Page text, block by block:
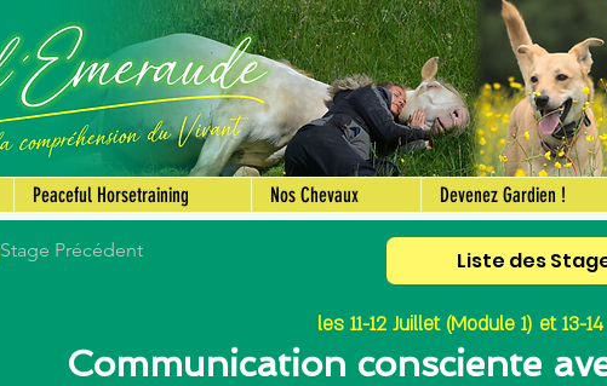
Peaceful Horsetraining Nos Chevaux Devenez Gardien !
Stage Précédent Liste des
Communication consciente
les 11-12 Juillet (Module 1) et 13-